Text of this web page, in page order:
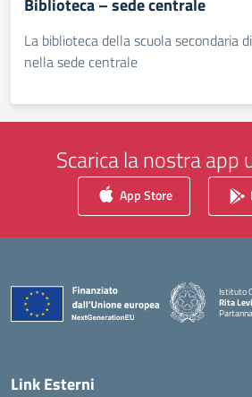
Biblioteca – sede centrale
La biblioteca della scuola secondaria
nella sede centrale
Scarica la nostra app
App Store
Istituto
Rita
Link Esterni